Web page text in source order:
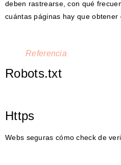
deben rastrearse, con qué
cuántas páginas hay que
Referencia
Robots.txt
Https
Webs seguras cómo check de